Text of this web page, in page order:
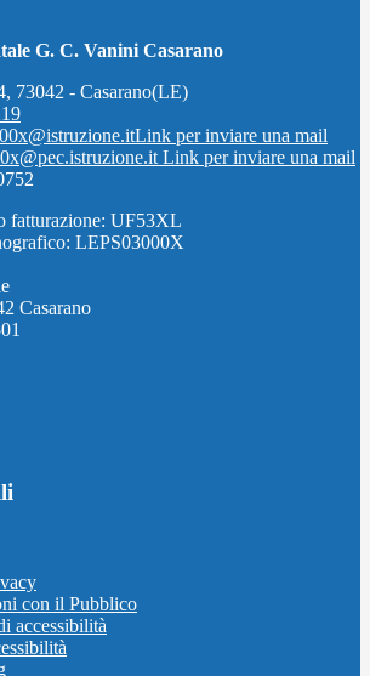
G. C. Vanini Casarano
73042 - Casarano(LE)
Link per inviare una mail
Link per inviare una mail
fatturazione: UF53XL
LEPS03000X
Casarano
con il Pubblico
accessibilità